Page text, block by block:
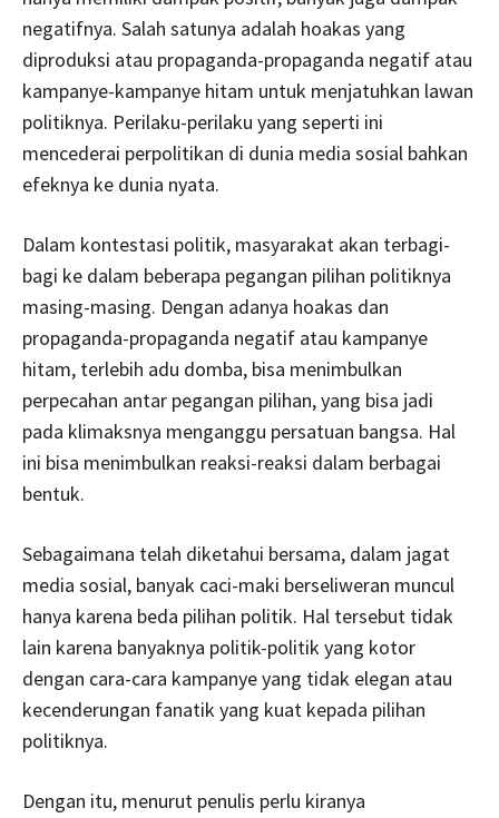
negatifnya. Salah satunya adalah hoakas yang
diproduksi atau propaganda-propaganda negatif atau
kampanye-kampanye hitam untuk menjatuhkan lawan
politiknya. Perilaku-perilaku yang seperti ini
mencederai perpolitikan di dunia media sosial bahkan
efeknya ke dunia nyata.
Dalam kontestasi politik, masyarakat akan terbagi-
bagi ke dalam beberapa pegangan pilihan politiknya
masing-masing. Dengan adanya hoakas dan
propaganda-propaganda negatif atau kampanye
hitam, terlebih adu domba, bisa menimbulkan
perpecahan antar pegangan pilihan, yang bisa jadi
pada klimaksnya menganggu persatuan bangsa. Hal
ini bisa menimbulkan reaksi-reaksi dalam berbagai
bentuk.
Sebagaimana telah diketahui bersama, dalam jagat
media sosial, banyak caci-maki berseliweran muncul
hanya karena beda pilihan politik. Hal tersebut tidak
lain karena banyaknya politik-politik yang kotor
dengan cara-cara kampanye yang tidak elegan atau
kecenderungan fanatik yang kuat kepada pilihan
politiknya.
Dengan itu, menurut penulis perlu kiranya